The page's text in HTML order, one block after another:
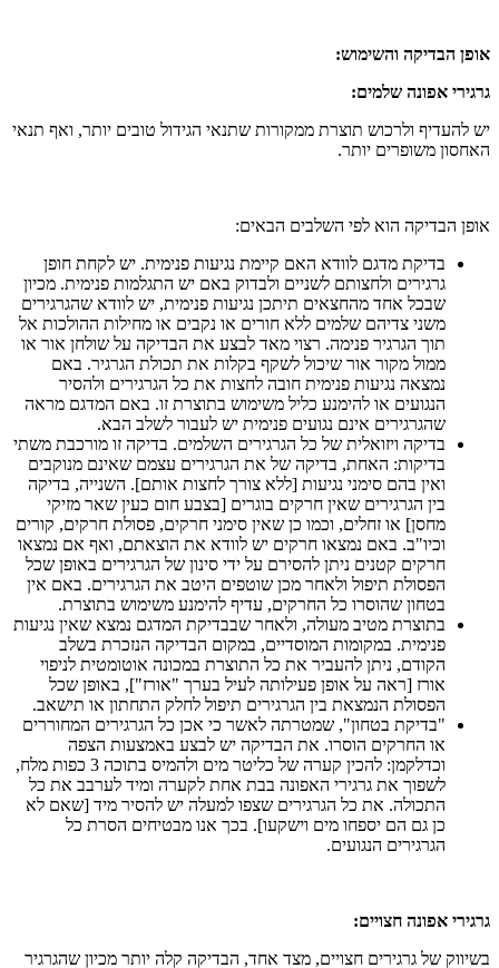
אופן הבדיקה והשימוש:
גרגירי אפונה שלמים:
יש להעדיף ולרכוש תוצרת ממקורות שתנאי הגידול טובים יותר, ואף תנאי
האחסון משופרים יותר.
אופן הבדיקה הוא לפי השלבים הבאים:
בדיקת מדגם לוודא האם קיימת נגיעות פנימית. יש לקחת חופן
גרגירים ולחצותם לשניים ולבדוק באם יש התגלמות פנימית. מכיון
שבכל אחד מהחצאים תיתכן נגיעות פנימית, יש לוודא שהגרגירים
משני צדיהם שלמים ללא חורים או נקבים או מחילות ההולכות אל
תוך הגרגיר פנימה. רצוי מאד לבצע את הבדיקה על שולחן אור או
ממול מקור אור שיכול לשקף בקלות את תכולת הגרגיר. באם
נמצאה נגיעות פנימית חובה לחצות את כל הגרגירים ולהסיר
הנגועים או להימנע כליל משימוש בתוצרת זו. באם המדגם מראה
שהגרגירים אינם נגועים פנימית יש לעבור לשלב הבא.
בדיקה ויזואלית של כל הגרגירים השלמים. בדיקה זו מורכבת משתי
בדיקות: האחת, בדיקה של את הגרגירים עצמם שאינם מנוקבים
ואין בהם סימני נגיעות [ללא צורך לחצות אותם]. השנייה, בדיקה
בין הגרגירים שאין חרקים בוגרים [בצבע חום כעין שאר מזיקי
מחסן] או זחלים, וכמו כן שאין סימני חרקים, פסולת חרקים, קורים
וכיו"ב. באם נמצאו חרקים יש לוודא את הוצאתם, ואף אם נמצאו
חרקים קטנים ניתן להסירם על ידי סינון של הגרגירים באופן שכל
הפסולת תיפול ולאחר מכן שוטפים היטב את הגרגירים. באם אין
בטחון שהוסרו כל החרקים, עדיף להימנע משימוש בתוצרת.
בתוצרת מטיב מעולה, ולאחר שבבדיקת המדגם נמצא שאין נגיעות
פנימית. במקומות המוסדיים, במקום הבדיקה הנזכרת בשלב
הקודם, ניתן להעביר את כל התוצרת במכונה אוטומטית לניפוי
אורז [ראה על אופן פעילותה לעיל בערך "אורז"], באופן שכל
הפסולת הנמצאת בין הגרגירים תיפול לחלק התחתון או תישאב.
"בדיקת בטחון", שמטרתה לאשר כי אכן כל הגרגירים המחוררים
או החרקים הוסרו. את הבדיקה יש לבצע באמצעות הצפה
וכדלקמן: להכין קערה של כליטר מים ולהמיס בתוכה 3 כפות מלח,
לשפוך את גרגירי האפונה בבת אחת לקערה ומיד לערבב את כל
התכולה. את כל הגרגירים שצפו למעלה יש להסיר מיד [שאם לא
כן גם הם יספחו מים וישקעו]. בכך אנו מבטיחים הסרת כל
הגרגירים הנגועים.
גרגירי אפונה חצויים:
בשיווק של גרגירים חצויים, מצד אחד, הבדיקה קלה יותר מכיון שהגרגיר